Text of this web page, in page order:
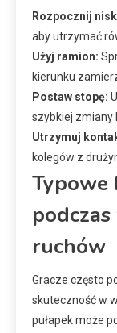
Rozpocznij
aby utrzymać
Użyj ramion:
kierunku
Postaw stopę:
szybkiej zmiany
Utrzymuj
kolegów z
Typowe
ruchów
Gracze często
skuteczność w
pułapek może